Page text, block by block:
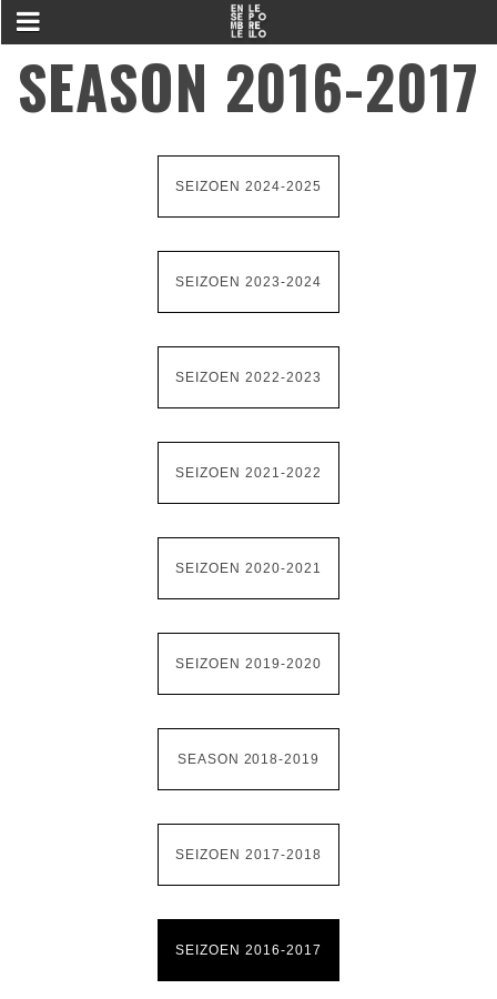
SEASON 2016-2017
SEIZOEN 2024-2025
SEIZOEN 2023-2024
SEIZOEN 2022-2023
SEIZOEN 2021-2022
SEIZOEN 2020-2021
SEIZOEN 2019-2020
SEASON 2018-2019
SEIZOEN 2017-2018
SEIZOEN 2016-2017